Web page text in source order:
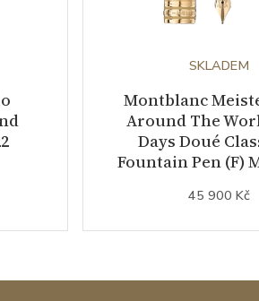
SKLADEM
Montblanc
Around The
Days Doué
Fountain Pen (F)
45 900 Kč